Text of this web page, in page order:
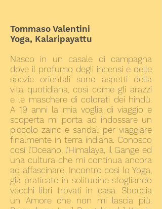
Tommaso Valentini
Yoga, Kalaripayattu
Nasco in un casale di campagna
dove il profumo degli incensi e delle
spezie orientali sono aspetti della
vita quotidiana, così come gli arazzi
e le maschere di colorati dei hindù.
A 19 anni la mia voglia di viaggio e
scoperta mi porta ad indossare un
piccolo zaino e sandali per viaggiare
finalmente in terra indiana. Conosco
cosi l’Oceano, l’Himalaya, il Gange ed
una cultura che mi continua ancora
ad affascinare. Incontro così lo Yoga,
già praticato in solitudine sfogliando
vecchi libri trovati in casa. Sboccia
un Amore che non mi lascia più.